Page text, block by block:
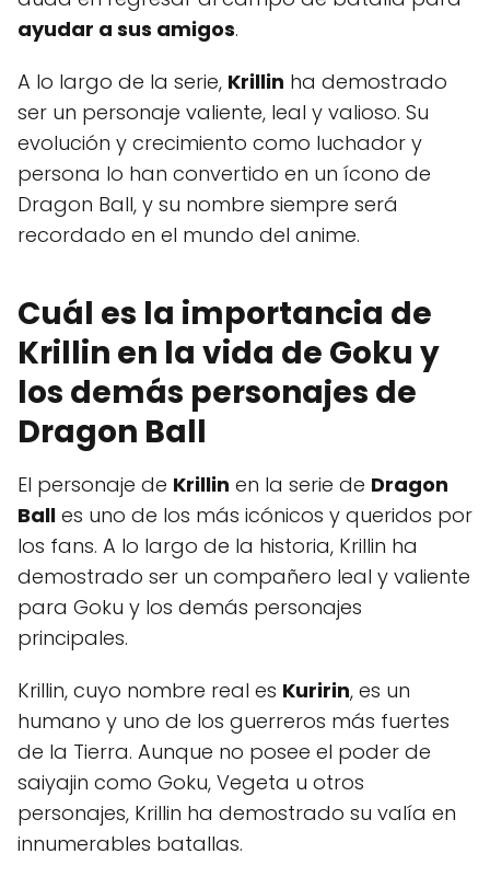
ayudar a sus amigos.
A lo largo de la serie, Krillin ha demostrado
ser un personaje valiente, leal y valioso. Su
evolución y crecimiento como luchador y
persona lo han convertido en un ícono de
Dragon Ball, y su nombre siempre será
recordado en el mundo del anime.
Cuál es la importancia de
Krillin en la vida de Goku y
los demás personajes de
Dragon Ball
El personaje de Krillin en la serie de Dragon
Ball es uno de los más icónicos y queridos por
los fans. A lo largo de la historia, Krillin ha
demostrado ser un compañero leal y valiente
para Goku y los demás personajes
principales.
Krillin, cuyo nombre real es Kuririn, es un
humano y uno de los guerreros más fuertes
de la Tierra. Aunque no posee el poder de
saiyajin como Goku, Vegeta u otros
personajes, Krillin ha demostrado su valía en
innumerables batallas.